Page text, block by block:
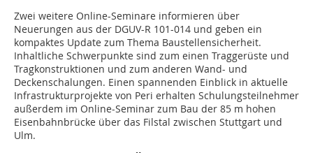
Zwei weitere Online-Seminare informieren über
Neuerungen aus der DGUV-R 101-014 und geben ein
kompaktes Update zum Thema Baustellensicherheit.
Inhaltliche Schwerpunkte sind zum einen Traggerüste und
Tragkonstruktionen und zum anderen Wand- und
Deckenschalungen. Einen spannenden Einblick in aktuelle
Infrastrukturprojekte von Peri erhalten Schulungsteilnehmer
außerdem im Online-Seminar zum Bau der 85 m hohen
Eisenbahnbrücke über das Filstal zwischen Stuttgart und
Ulm.